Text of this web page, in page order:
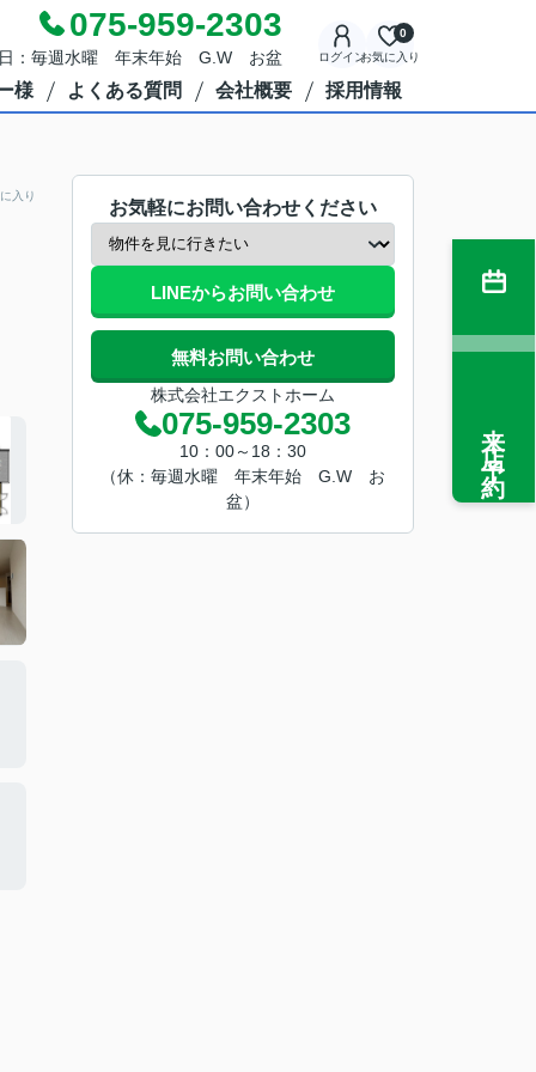
075-959-2303
：毎週水曜 年末年始 G.W お盆 ログインお気に入り
0
様 よくある質問 会社概要 採用情報
入り
お気軽にお問い合わせください
LINEからお問い合わせ
無料お問い合わせ
株式会社エクストホーム
075-959-2303
10：00～18：30
（休：毎週水曜 年末年始 G.W お
盆）
来店予約